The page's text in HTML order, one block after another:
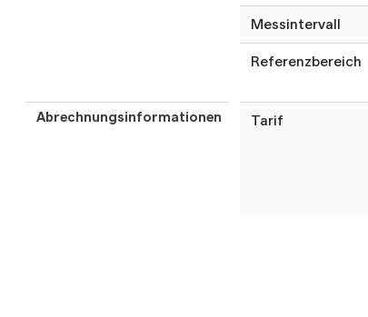
Messintervall
Referenzbereich
Abrechnungsinformationen Tarif